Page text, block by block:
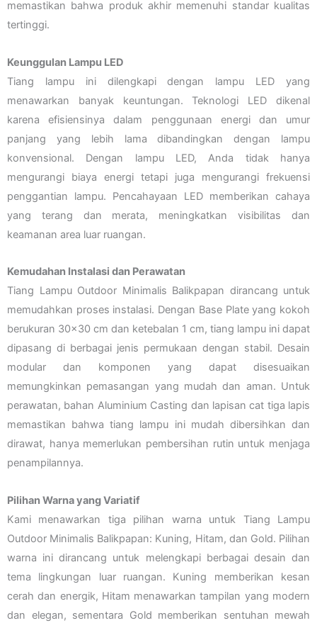
memastikan bahwa produk akhir memenuhi standar kualitas
tertinggi.
Keunggulan Lampu LED
Tiang lampu ini dilengkapi dengan lampu LED yang
menawarkan banyak keuntungan. Teknologi LED dikenal
karena efisiensinya dalam penggunaan energi dan umur
panjang yang lebih lama dibandingkan dengan lampu
konvensional. Dengan lampu LED, Anda tidak hanya
mengurangi biaya energi tetapi juga mengurangi frekuensi
penggantian lampu. Pencahayaan LED memberikan cahaya
yang terang dan merata, meningkatkan visibilitas dan
keamanan area luar ruangan.
Kemudahan Instalasi dan Perawatan
Tiang Lampu Outdoor Minimalis Balikpapan dirancang untuk
memudahkan proses instalasi. Dengan Base Plate yang kokoh
berukuran 30×30 cm dan ketebalan 1 cm, tiang lampu ini dapat
dipasang di berbagai jenis permukaan dengan stabil. Desain
modular dan komponen yang dapat disesuaikan
memungkinkan pemasangan yang mudah dan aman. Untuk
perawatan, bahan Aluminium Casting dan lapisan cat tiga lapis
memastikan bahwa tiang lampu ini mudah dibersihkan dan
dirawat, hanya memerlukan pembersihan rutin untuk menjaga
penampilannya.
Pilihan Warna yang Variatif
Kami menawarkan tiga pilihan warna untuk Tiang Lampu
Outdoor Minimalis Balikpapan: Kuning, Hitam, dan Gold. Pilihan
warna ini dirancang untuk melengkapi berbagai desain dan
tema lingkungan luar ruangan. Kuning memberikan kesan
cerah dan energik, Hitam menawarkan tampilan yang modern
dan elegan, sementara Gold memberikan sentuhan mewah